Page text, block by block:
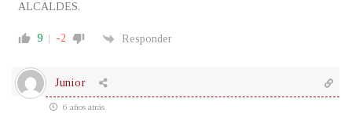
ALCALDES.
9 -2 Responder
Junior
6 años atrás